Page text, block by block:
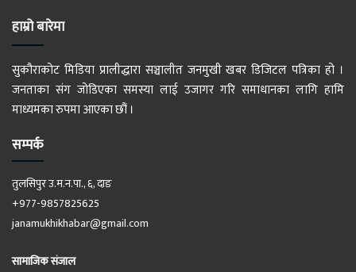
हाम्रो बारेमा
सुकौराकोट मिडिया प्रालीद्धारा सञ्चालीत जनमुखी खबर डिजिटल पत्रिका हो ।
जनताका संग जोडिएका समस्या लाई उजागर गरि समाधानका लागि हामि
माध्यमका रुपमा आएका छौं ।
सम्पर्क
तुलसिपुर उ.म.न.पा., ६, दाङ
+977-9857825625
janamukhikhabar@gmail.com
सामाजिक संजाल